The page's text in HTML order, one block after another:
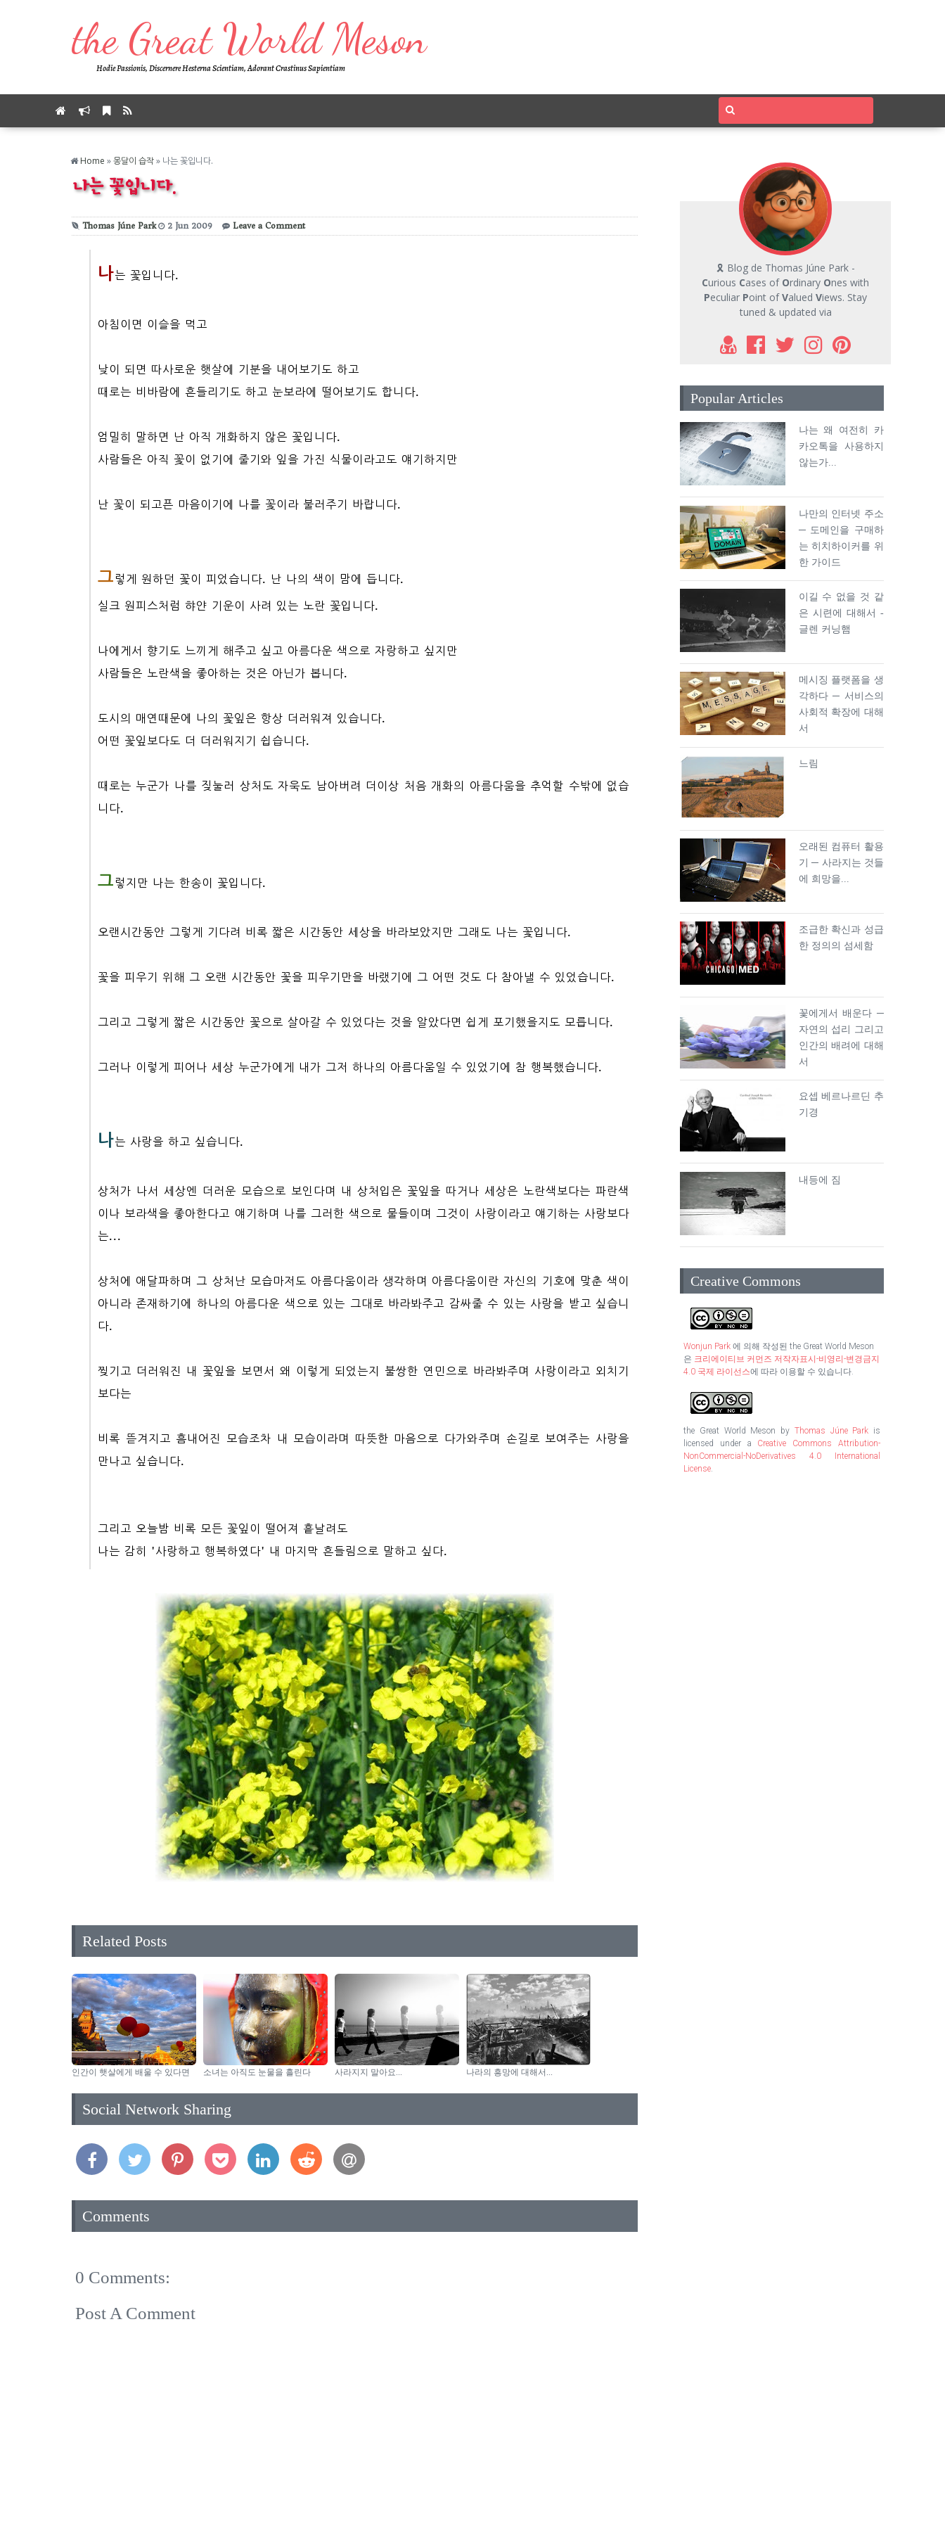
the Great World Meson
Hodie Passionis, Discernere Hesterna Scientiam, Adorant Crastinus Sapientiam
Home »몽달이 습작» 나는 꽃입니다.
나는 꽃입니다.
Thomas Júne Park 2 Jun 2009 Leave a Comment
나는 꽃입니다.
아침이면 이슬을 먹고
낮이 되면 따사로운 햇살에 기분을 내어보기도 하고
때로는 비바람에 흔들리기도 하고 눈보라에 떨어보기도 합니다.
엄밀히 말하면 난 아직 개화하지 않은 꽃입니다.
사람들은 아직 꽃이 없기에 줄기와 잎을 가진 식물이라고도 얘기하지만
난 꽃이 되고픈 마음이기에 나를 꽃이라 불러주기 바랍니다.
그렇게 원하던 꽃이 피었습니다. 난 나의 색이 맘에 듭니다.
실크 원피스처럼 햐얀 기운이 사려 있는 노란 꽃입니다.
나에게서 향기도 느끼게 해주고 싶고 아름다운 색으로 자랑하고 싶지만
사람들은 노란색을 좋아하는 것은 아닌가 봅니다.
도시의 매연때문에 나의 꽃잎은 항상 더러워져 있습니다.
어떤 꽃잎보다도 더 더러워지기 쉽습니다.
때로는 누군가 나를 짖눌러 상처도 자욱도 남아버려 더이상 처음 개화의 아름다움을 추억할 수밖에 없습
니다.
그렇지만 나는 한송이 꽃입니다.
오랜시간동안 그렇게 기다려 비록 짧은 시간동안 세상을 바라보았지만 그래도 나는 꽃입니다.
꽃을 피우기 위해 그 오랜 시간동안 꽃을 피우기만을 바랬기에 그 어떤 것도 다 참아낼 수 있었습니다.
그리고 그렇게 짧은 시간동안 꽃으로 살아갈 수 있었다는 것을 알았다면 쉽게 포기했을지도 모릅니다.
그러나 이렇게 피어나 세상 누군가에게 내가 그저 하나의 아름다움일 수 있었기에 참 행복했습니다.
나는 사랑을 하고 싶습니다.
상처가 나서 세상엔 더러운 모습으로 보인다며 내 상처입은 꽃잎을 따거나 세상은 노란색보다는 파란색
이나 보라색을 좋아한다고 얘기하며 나를 그러한 색으로 물들이며 그것이 사랑이라고 얘기하는 사랑보다
는...
상처에 애달파하며 그 상처난 모습마저도 아름다움이라 생각하며 아름다움이란 자신의 기호에 맞춘 색이
아니라 존재하기에 하나의 아름다운 색으로 있는 그대로 바라봐주고 감싸줄 수 있는 사랑을 받고 싶습니
다.
찢기고 더러워진 내 꽃잎을 보면서 왜 이렇게 되었는지 불쌍한 연민으로 바라봐주며 사랑이라고 외치기
보다는
비록 뜯겨지고 흠내어진 모습조차 내 모습이라며 따뜻한 마음으로 다가와주며 손길로 보여주는 사랑을
만나고 싶습니다.
그리고 오늘밤 비록 모든 꽃잎이 떨어져 흩날려도
나는 감히 '사랑하고 행복하였다' 내 마지막 흔들림으로 말하고 싶다.
Related Posts
인간이 햇살에게 배울 수 있다면 소녀는 아직도 눈물을 흘린다 사라지지 말아요... 나라의 흥망에 대해서...
Social Network Sharing
Comments
0 Comments:
Post A Comment
🎗 Blog de Thomas Júne Park -
Curious Cases of Ordinary Ones with
Peculiar Point ofValued Views. Stay
tuned & updated via
Popular Articles
나는 왜 여전히 카
카오톡을 사용하지
않는가...
나만의 인터넷 주소
─ 도메인을 구매하
는 히치하이커를 위
한 가이드
이길 수 없을 것 같
은 시련에 대해서 -
글렌 커닝햄
메시징 플랫폼을 생
각하다 ─ 서비스의
사회적 확장에 대해
서
느림
오래된 컴퓨터 활용
기 ─ 사라지는 것들
에 희망을...
조급한 확신과 성급
한 정의의 섬세함
꽃에게서 배운다 ─
자연의 섭리 그리고
인간의 배려에 대해
서
요셉 베르나르딘 추
기경
내등에 짐
Creative Commons
Wonjun Park 에 의해 작성된 the Great World Meson
은 크리에이티브 커먼즈 저작자표시-비영리-변경금지
4.0 국제 라이선스에 따라 이용할 수 있습니다.
the Great World Meson by Thomas Júne Park is
licensed under a Creative Commons Attribution-
NonCommercial-NoDerivatives 4.0 International
License